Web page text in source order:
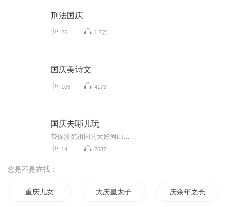
刑法国庆
26 1.7万
国庆美诗文
108 4173
国庆去哪儿玩
带你游览祖国的大好河山……
14 2687
您是不是在找：
重庆儿女 大庆皇太子 庆余年之长歌行